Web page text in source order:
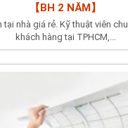
【BH 2 NĂM】
tại nhà giá rẻ. Kỹ thuật viên
khách hàng tại TPHCM,...